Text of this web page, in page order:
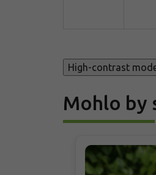
High-contrast
Mohlo by